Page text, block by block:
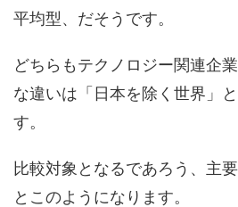
平均型、だそうです。
どちらもテクノロジー関連企
な違いは「日本を除く世界」
す。
比較対象となるであろう、主
とこのようになります。